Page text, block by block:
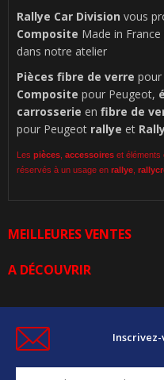
Rallye Car Division vous
Composite Made in
dans notre atelier
Pièces fibre de verre pour
Composite pour Peugeot,
carrosserie en fibre de
pour Peugeot rallye et
Les pièces accessoires et éléments
réservés à un usage en rallye
MEILLEURES VENTES
A DÉCOUVRIR